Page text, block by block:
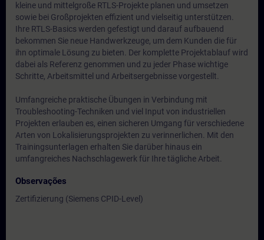
kleine und mittelgroße RTLS-Projekte planen und umsetzen
sowie bei Großprojekten effizient und vielseitig unterstützen.
Ihre RTLS-Basics werden gefestigt und darauf aufbauend
bekommen Sie neue Handwerkzeuge, um dem Kunden die für
ihn optimale Lösung zu bieten. Der komplette Projektablauf wird
dabei als Referenz genommen und zu jeder Phase wichtige
Schritte, Arbeitsmittel und Arbeitsergebnisse vorgestellt.
Umfangreiche praktische Übungen in Verbindung mit
Troubleshooting-Techniken und viel Input von industriellen
Projekten erlauben es, einen sicheren Umgang für verschiedene
Arten von Lokalisierungsprojekten zu verinnerlichen. Mit den
Trainingsunterlagen erhalten Sie darüber hinaus ein
umfangreiches Nachschlagewerk für Ihre tägliche Arbeit.
Observações
Zertifizierung (Siemens CPID-Level)